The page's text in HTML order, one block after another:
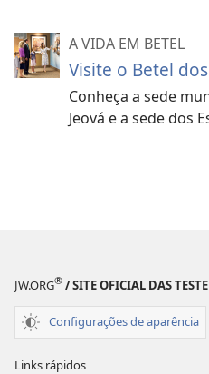
A VIDA EM BETEL
Visite o Betel
Conheça a sede
Jeová e a sede dos
JW.ORG® / SITE OFICIAL DAS
Configurações de aparência
Links rápidos